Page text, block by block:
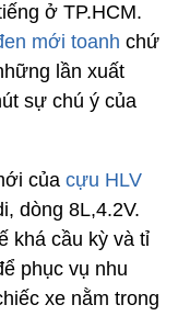
ở TP.HCM.
mới toanh chứ
lần xuất
sự chú ý của
của cựu HLV
dòng 8L,4.2V.
khá cầu kỳ và tỉ
phục vụ nhu
xe nằm trong